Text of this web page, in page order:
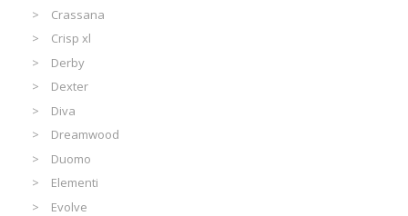
Crassana
Crisp xl
Derby
Dexter
Diva
Dreamwood
Duomo
Elementi
Evolve